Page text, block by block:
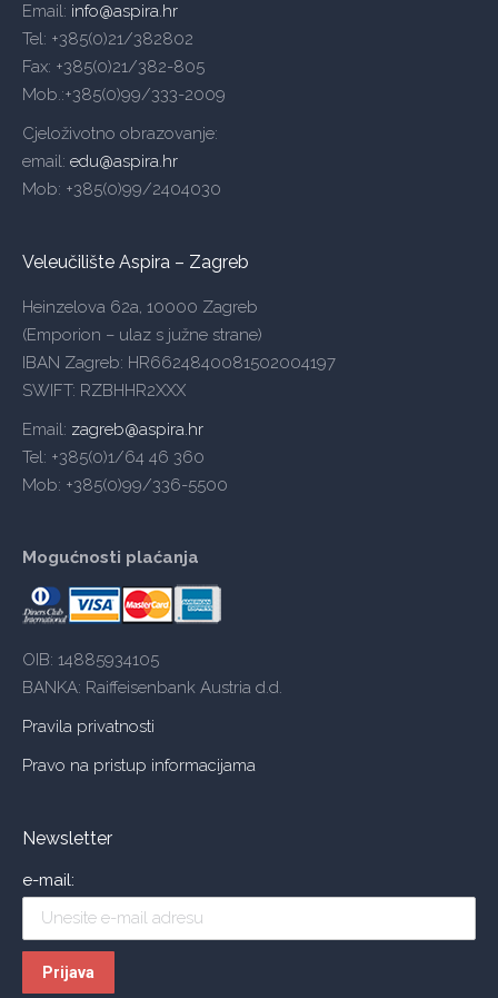
Email: info@aspira.hr
Tel: +385(0)21/382802
Fax: +385(0)21/382-805
Mob.:+385(0)99/333-2009
Cjeloživotno obrazovanje:
email: edu@aspira.hr
Mob: +385(0)99/2404030
Veleučilište Aspira – Zagreb
Heinzelova 62a, 10000 Zagreb
(Emporion – ulaz s južne strane)
IBAN Zagreb: HR6624840081502004197
SWIFT: RZBHHR2XXX
Email: zagreb@aspira.hr
Tel: +385(0)1/64 46 360
Mob: +385(0)99/336-5500
Mogućnosti plaćanja
OIB: 14885934105
BANKA: Raiffeisenbank Austria d.d.
Pravila privatnosti
Pravo na pristup informacijama
Newsletter
e-mail: